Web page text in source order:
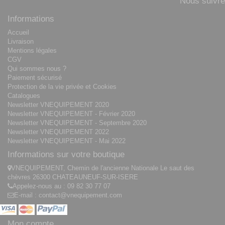
Informations
Accueil
Livraison
Mentions légales
CGV
Qui sommes nous ?
Paiement sécurisé
Protection de la vie privée et Cookies
Catalogues
Newsletter VNEQUIPEMENT 2020
Newsletter VNEQUIPEMENT - Février 2020
Newsletter VNEQUIPEMENT - Septembre 2020
Newsletter VNEQUIPEMENT 2022
Newsletter VNEQUIPEMENT - Mai 2022
Informations sur votre boutique
VNEQUIPEMENT, Chemin de l'ancienne Nationale Le saut des
chèvres 26300 CHATEAUNEUF-SUR-ISERE
Appelez-nous au : 09 82 30 77 07
E-mail : contact@vnequipement.com